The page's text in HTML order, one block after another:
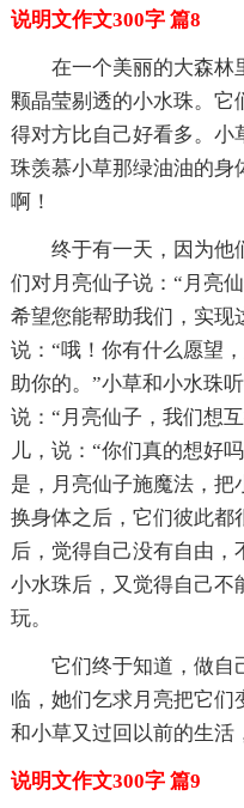
说明文作文300字 篇8
在一个美丽的大森林
颗晶莹剔透的小水珠。它
得对方比自己好看多。小
珠羡慕小草那绿油油的身
啊！
终于有一天，因为他
们对月亮仙子说：“月亮
希望您能帮助我们，实现
说：“哦！你有什么愿望
助你的。”小草和小水珠
说：“月亮仙子，我们想
儿，说：“你们真的想好
是，月亮仙子施魔法，把
换身体之后，它们彼此都
后，觉得自己没有自由
小水珠后，又觉得自己不
玩。
它们终于知道，做自
临，她们乞求月亮把它们
和小草又过回以前的生活
说明文作文300字 篇9